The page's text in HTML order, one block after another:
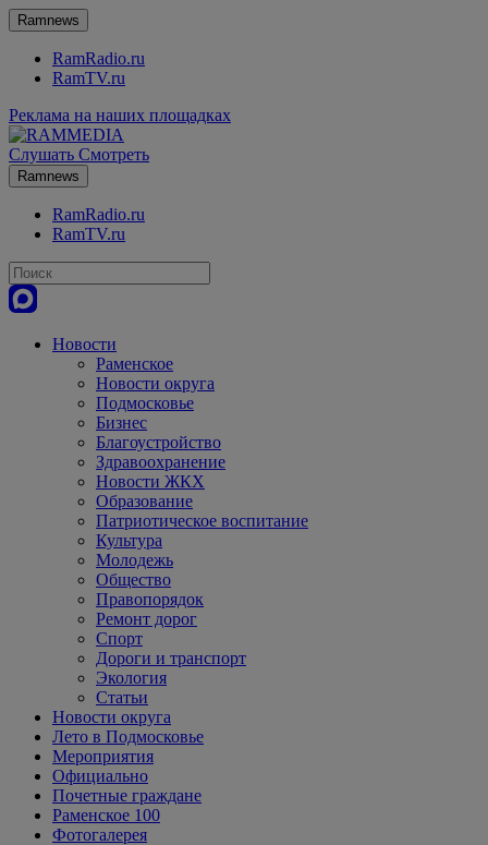
Ramnews
RamRadio.ru
RamTV.ru
Реклама на наших площадках
Слушать Смотреть
Ramnews
RamRadio.ru
RamTV.ru
Новости
Раменское
Новости округа
Подмосковье
Бизнес
Благоустройство
Здравоохранение
Новости ЖКХ
Образование
Патриотическое воспитание
Культура
Молодежь
Общество
Правопорядок
Ремонт дорог
Спорт
Дороги и транспорт
Экология
Статьи
Новости округа
Лето в Подмосковье
Мероприятия
Официально
Почетные граждане
Раменское 100
Фотогалерея